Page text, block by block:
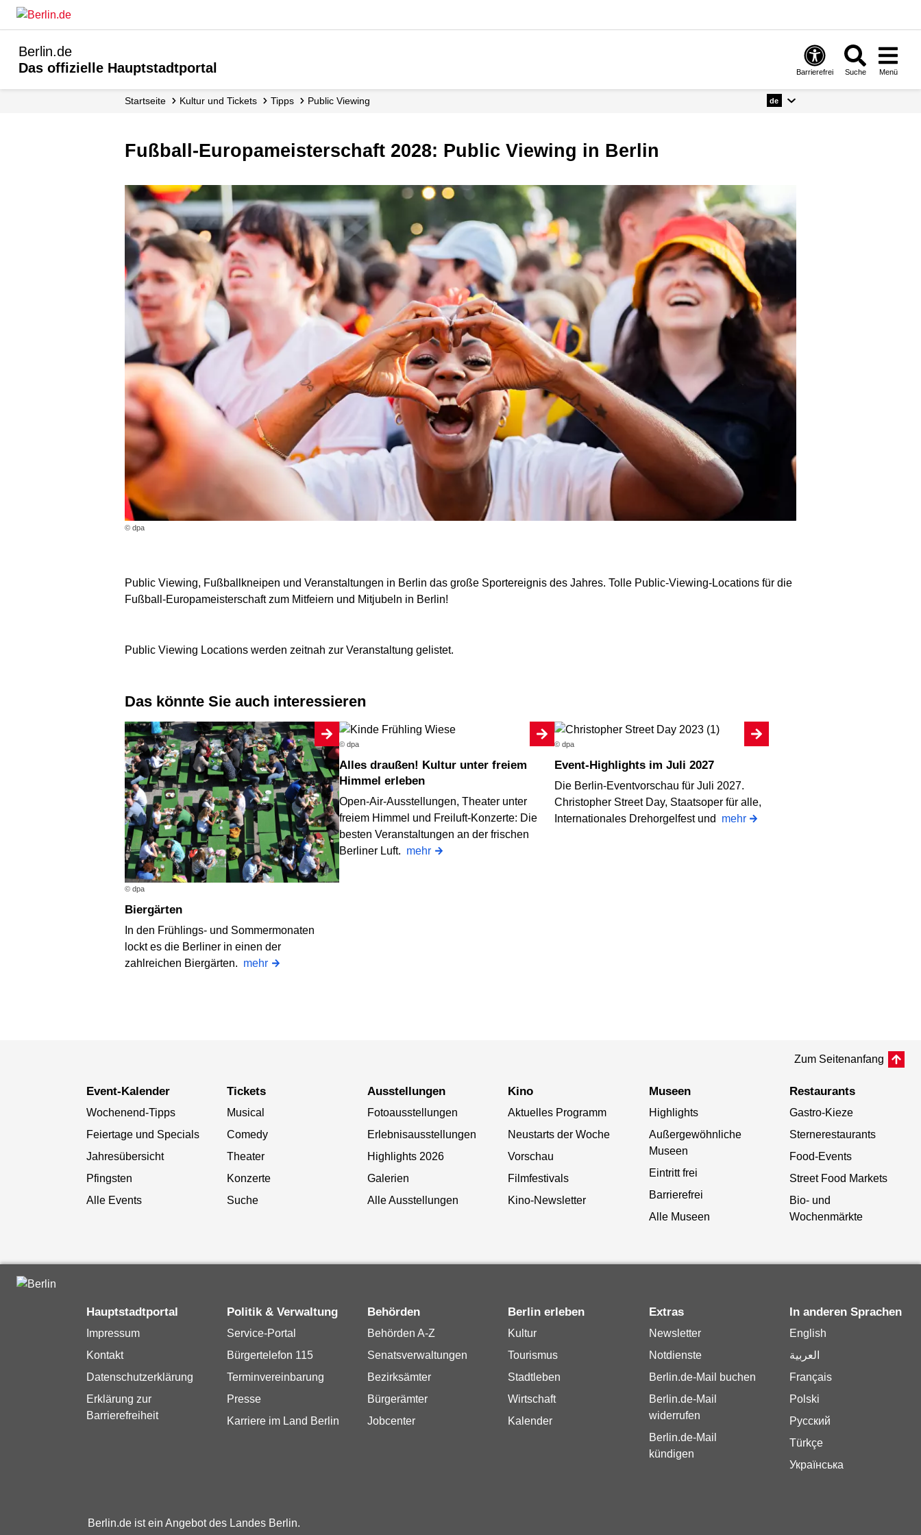
Berlin.de
Das offizielle Hauptstadtportal
Barrierefrei Suche Menü
Startseite Kultur und Tickets Tipps Public Viewing de
Fußball-Europameisterschaft 2028: Public Viewing in Berlin
© dpa
Public Viewing, Fußballkneipen und Veranstaltungen in Berlin das große Sportereignis des Jahres. Tolle Public-Viewing-Locations für die
Fußball-Europameisterschaft zum Mitfeiern und Mitjubeln in Berlin!
Public Viewing Locations werden zeitnah zur Veranstaltung gelistet.
Das könnte Sie auch interessieren
© dpa
Biergärten
In den Frühlings- und Sommermonaten
lockt es die Berliner in einen der
zahlreichen Biergärten. mehr
© dpa
Alles draußen! Kultur unter freiem
Himmel erleben
Open-Air-Ausstellungen, Theater unter
freiem Himmel und Freiluft-Konzerte: Die
besten Veranstaltungen an der frischen
Berliner Luft. mehr
© dpa
Event-Highlights im Juli 2027
Die Berlin-Eventvorschau für Juli 2027.
Christopher Street Day, Staatsoper für alle,
Internationales Drehorgelfest und mehr
Zum Seitenanfang
Event-Kalender
Wochenend-Tipps
Feiertage und Specials
Jahresübersicht
Pfingsten
Alle Events
Tickets
Musical
Comedy
Theater
Konzerte
Suche
Ausstellungen
Fotoausstellungen
Erlebnisausstellungen
Highlights 2026
Galerien
Alle Ausstellungen
Kino
Aktuelles Programm
Neustarts der Woche
Vorschau
Filmfestivals
Kino-Newsletter
Museen
Highlights
Außergewöhnliche
Museen
Eintritt frei
Barrierefrei
Alle Museen
Restaurants
Gastro-Kieze
Sternerestaurants
Food-Events
Street Food Markets
Bio- und
Wochenmärkte
Hauptstadtportal
Impressum
Kontakt
Datenschutzerklärung
Erklärung zur
Barrierefreiheit
Politik & Verwaltung
Service-Portal
Bürgertelefon 115
Terminvereinbarung
Presse
Karriere im Land Berlin
Behörden
Behörden A-Z
Senatsverwaltungen
Bezirksämter
Bürgerämter
Jobcenter
Berlin erleben
Kultur
Tourismus
Stadtleben
Wirtschaft
Kalender
Extras
Newsletter
Notdienste
Berlin.de-Mail buchen
Berlin.de-Mail
widerrufen
Berlin.de-Mail
kündigen
In anderen Sprachen
English
العربية
Français
Polski
Русский
Türkçe
Українська
Berlin.de ist ein Angebot des Landes Berlin.